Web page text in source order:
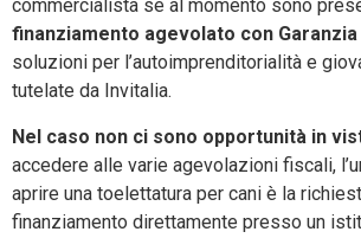
commercialista se al momento sono
finanziamento agevolato con Garanzia
soluzioni per l’autoimprenditorialità e
tutelate da Invitalia.
Nel caso non ci sono opportunità in
accedere alle varie agevolazioni fiscali,
aprire una toelettatura per cani è la
finanziamento direttamente presso un